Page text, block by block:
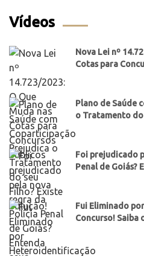
Vídeos
Nova Lei nº
Cotas para
Plano de Saúde
o Tratamento do
Foi prejudicado
Penal de Goiás?
Fui Eliminado
Concurso! Saiba